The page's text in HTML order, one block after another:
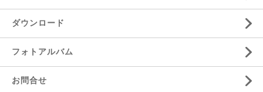
ダウンロード
フォトアルバム
お問合せ